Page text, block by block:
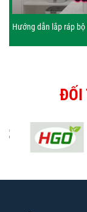
Hướng dẫn lắp ráp
ĐỐI